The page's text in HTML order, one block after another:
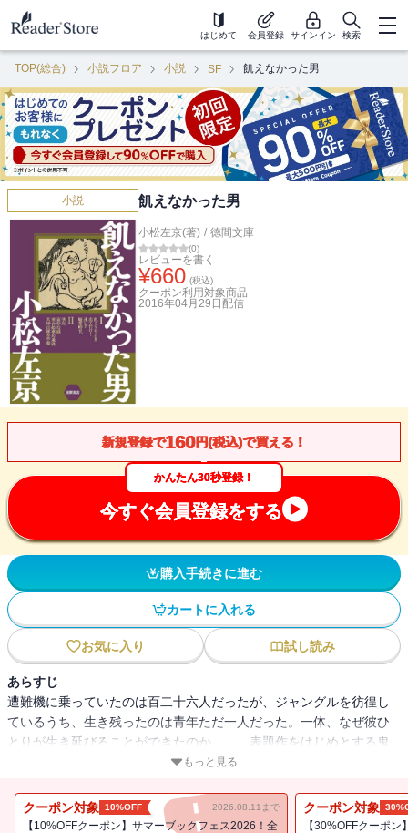
はじめて 会員登録 サインイン 検索
TOP(総合) 小説フロア 小説 SF 飢えなかった男
小説 飢えなかった男
小松左京(著) / 徳間文庫
(0)
レビューを書く
¥660 (税込)
クーポン利用対象商品
2016年04月29日 配信
新規登録で160円(税込)で買える！
かんたん30秒登録！
今すぐ会員登録をする
購入手続きに進む
カートに入れる
お気に入り 試し読み
あらすじ
遭難機に乗っていたのは百二十六人だったが、ジャングルを彷徨し
ているうち、生き残ったのは青年ただ一人だった。一体、なぜ彼ひ
とりが生き延びることができたのか……。表題作をはじめとする鬼
才の異色ＳＦのほか、落語等の古典芸能から材を得た芸道小説を収
【収録作品】
もっと見る
クーポン対象 10%OFF 2026.08.11まで
【10%OFFクーポン】サマーブックフェス2026！全
クーポン対象
【30%OFFクーポ